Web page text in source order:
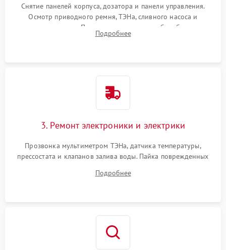
Снятие панелей корпуса, дозатора и панели управления.
Осмотр приводного ремня, ТЭНа, сливного насоса и
амортизаторов. Проверка подшипников барабана и
крестовины на износ, а манжеты люка на разрывы.
Подробнее
3. Ремонт электроники и электрики
Прозвонка мультиметром ТЭНа, датчика температуры,
прессостата и клапанов залива воды. Пайка поврежденных
Восстановление целостности проводки и контактов.
Подробнее